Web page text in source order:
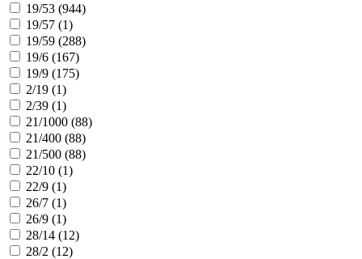
19/53 (944)
19/57 (1)
19/59 (288)
19/6 (167)
19/9 (175)
2/19 (1)
2/39 (1)
21/1000 (88)
21/400 (88)
21/500 (88)
22/10 (1)
22/9 (1)
26/7 (1)
26/9 (1)
28/14 (12)
28/2 (12)